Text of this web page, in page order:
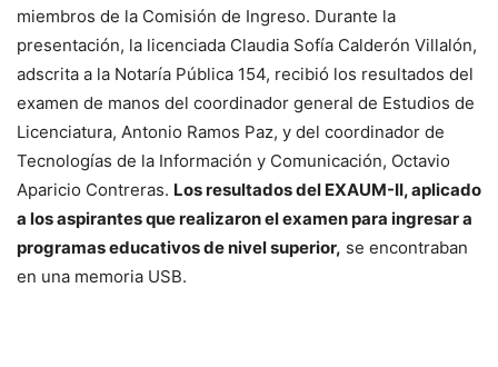
miembros de la Comisión de Ingreso. Durante la
presentación, la licenciada Claudia Sofía Calderón Villalón,
adscrita a la Notaría Pública 154, recibió los resultados del
examen de manos del coordinador general de Estudios de
Licenciatura, Antonio Ramos Paz, y del coordinador de
Tecnologías de la Información y Comunicación, Octavio
Aparicio Contreras. Los resultados del EXAUM-II, aplicado
a los aspirantes que realizaron el examen para ingresar a
programas educativos de nivel superior, se encontraban
en una memoria USB.